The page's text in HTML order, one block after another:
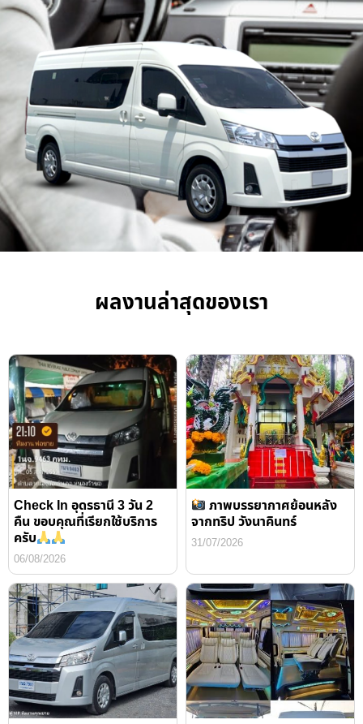
ผลงานล่าสุดของเรา
Check In อุดรธานี 3 วัน 2
คืน ขอบคุณที่เรียกใช้บริการ
ครับ
06/08/2026
ภาพบรรยากาศย้อนหลัง
จากทริป วังนาคินทร์
31/07/2026